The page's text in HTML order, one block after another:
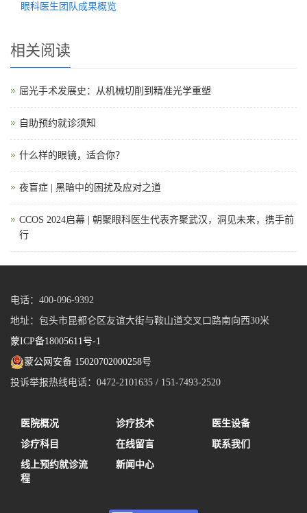
眼科医生团队成果概览
相关阅读
屈光手术发展史：从机械切削到精准光学重塑
自助预约就诊须知
什么样的眼镜，适合你？
夜盲症 | 黑暗中的困扰及应对之道
CCOS 2024启幕 | 朝聚眼科医生代表齐聚武汉，洞见未来，携手前
行
电话：400-096-9392
地址：包头市昆都仑区友谊大街与鞍山道交叉口路南向西30米
蒙ICP备18005611号-1
蒙公网安备 15020702000258号
投诉举报热线电话：0472-2101635 / 151-7493-2520
医院概况 诊疗技术
医生设备
诊疗科目
在线留言
联系我们
线上预约就诊流
程
新闻中心